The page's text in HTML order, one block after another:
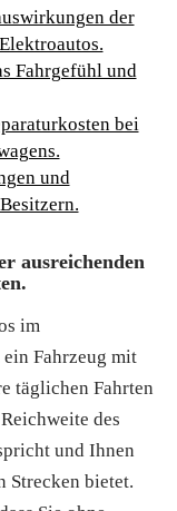
der
Fahrgefühl und
bei
und
ausreichenden
im
Fahrzeug mit
täglichen Fahrten
des
und Ihnen
Strecken bietet.